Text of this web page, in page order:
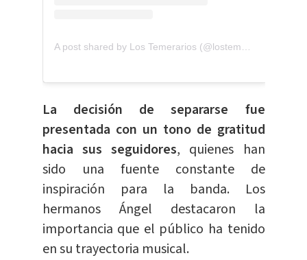
A post shared by Los Temerarios (@lostemerarios)
La decisión de separarse fue
presentada con un tono de gratitud
hacia sus seguidores, quienes han
sido una fuente constante de
inspiración para la banda. Los
hermanos Ángel destacaron la
importancia que el público ha tenido
en su trayectoria musical.